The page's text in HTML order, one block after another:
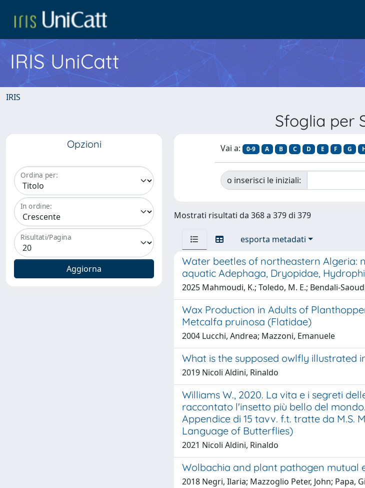
IRIS UniCatt
IRIS
Sfoglia per
Opzioni
Ordina per:
In ordine:
Risultati/Pagina
Vai a: 0-9 A B C D E F G
o inserisci le iniziali:
Mostrati risultati da 368 a 379 di 379
esporta metadati
Water beetles of northeastern Algeria:
aquatic Adephaga, Dryopidae,
2025 Mahmoudi, K.; Toledo, M. E.; Bendali-
Wax Production in Adults of
Metcalfa pruinosa (Flatidae)
2004 Lucchi, Andrea; Mazzoni, Emanuele
What is the supposed owlfly illustrated
2019 Nicoli Aldini, Rinaldo
Williams W., 2020. La vita e i segreti
raccontato l'insetto più bello del
Appendice di 15 tavv. f.t. tratte da M.S.
Language of Butterflies)
2021 Nicoli Aldini, Rinaldo
Wolbachia and plant pathogen mutual
2018 Negri, Ilaria; Mazzoglio Peter, John; Papa,